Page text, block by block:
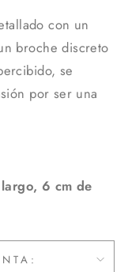
con un
broche discreto
se
por ser una
6 cm de